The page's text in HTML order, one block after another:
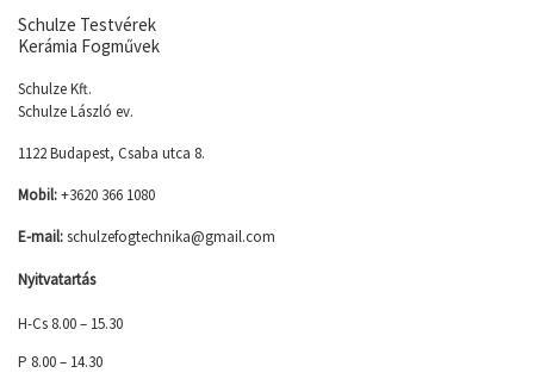
Schulze Testvérek
Kerámia Fogművek
Schulze Kft.
Schulze László ev.
1122 Budapest, Csaba utca 8.
Mobil:+3620 366 1080
E-mail:schulzefogtechnika@gmail.com
Nyitvatartás
H-Cs 8.00 – 15.30
P 8.00 – 14.30